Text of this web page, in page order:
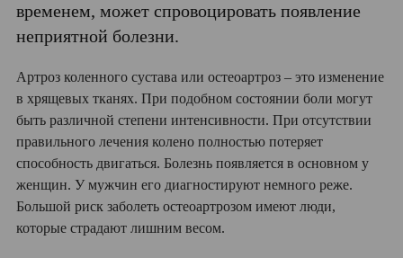
временем, может спровоцировать появление
неприятной болезни.
Артроз коленного сустава или остеоартроз – это изменение
в хрящевых тканях. При подобном состоянии боли могут
быть различной степени интенсивности. При отсутствии
правильного лечения колено полностью потеряет
способность двигаться. Болезнь появляется в основном у
женщин. У мужчин его диагностируют немного реже.
Большой риск заболеть остеоартрозом имеют люди,
которые страдают лишним весом.